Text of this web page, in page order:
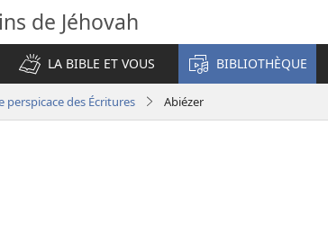
de Jéhovah
LA BIBLE ET VOUS BIBLIOTHÈQUE
perspicace des Écritures Abiézer